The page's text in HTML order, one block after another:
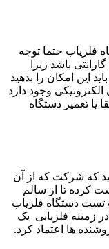
فلزیاب حتما توجه
باشد زیرا
این امکان را بدهید
وجود دارد
یا تعمیر دستگاه
که شرکت که از آن
کرده تا از سالم
تست دستگاه فلزیاب
زمینه فلزیابی یک
ها اعتماد کرد.